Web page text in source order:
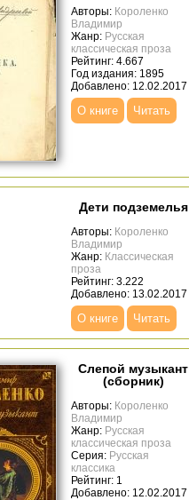
Авторы: Короленко
Владимир
Жанр: Русская
классическая проза
Рейтинг: 4.667
Год издания: 1895
Добавлено: 12.02.2017
О книге Читать
Дети подземелья
Авторы: Короленко
Владимир
Жанр: Классическая
проза
Рейтинг: 3.222
Добавлено: 13.02.2017
О книге Читать
Слепой музыкант
(сборник)
Авторы: Короленко
Владимир
Жанр: Русская
классическая проза
Серия: Русская
классика
Рейтинг: 1
Добавлено: 12.02.2017